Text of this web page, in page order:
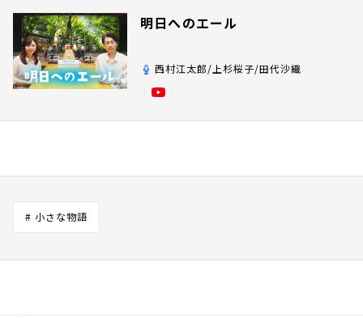
明日へのエール
西村江太郎/上杉桜子/田代沙織
# 小さな物語